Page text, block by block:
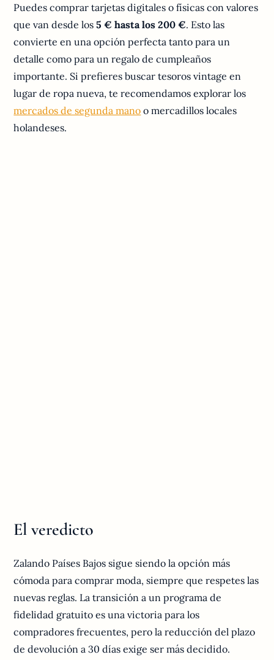
Puedes comprar tarjetas digitales o físicas con valores
que van desde los5 € hasta los 200 €. Esto las
convierte en una opción perfecta tanto para un
detalle como para un regalo de cumpleaños
importante. Si prefieres buscar tesoros vintage en
lugar de ropa nueva, te recomendamos explorar los
mercados de segunda mano o mercadillos locales
holandeses.
El veredicto
Zalando Países Bajos sigue siendo la opción más
cómoda para comprar moda, siempre que respetes las
nuevas reglas. La transición a un programa de
fidelidad gratuito es una victoria para los
compradores frecuentes, pero la reducción del plazo
de devolución a 30 días exige ser más decidido.